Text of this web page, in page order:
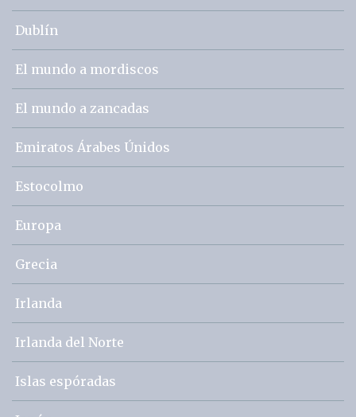
Dublín
El mundo a mordiscos
El mundo a zancadas
Emiratos Árabes Únidos
Estocolmo
Europa
Grecia
Irlanda
Irlanda del Norte
Islas espóradas